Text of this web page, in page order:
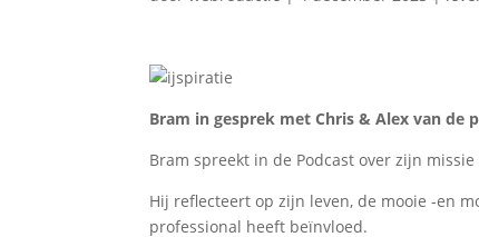
Bram in gesprek met Chris & Alex van de
Bram spreekt in de Podcast over zijn
Hij reflecteert op zijn leven, de mooie -en
professional heeft beïnvloed.